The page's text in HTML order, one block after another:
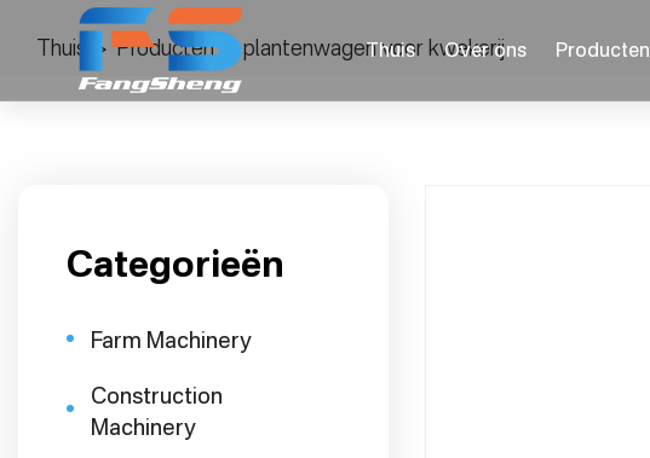
Thuis Over ons Producten
Thuis > Producten plantenwagen voor kwekerij
Categorieën
Farm Machinery
Construction
Machinery